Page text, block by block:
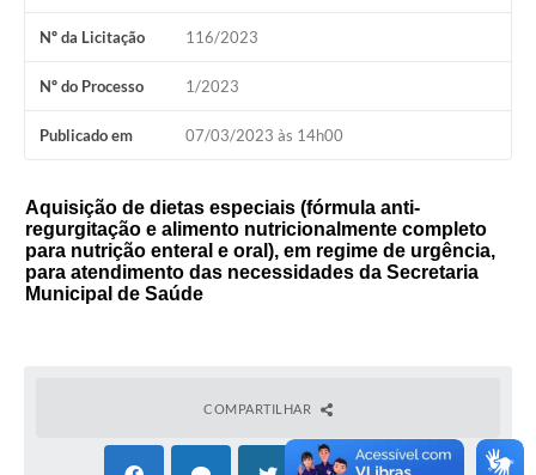
Nº da Licitação 116/2023
Nº do Processo 1/2023
Publicado em 07/03/2023 às 14h00
Aquisição de dietas especiais (fórmula anti-
regurgitação e alimento nutricionalmente completo
para nutrição enteral e oral), em regime de urgência,
para atendimento das necessidades da Secretaria
Municipal de Saúde
COMPARTILHAR